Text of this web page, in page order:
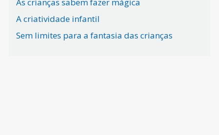
A criatividade infantil
Sem limites para a fantasia das crianças